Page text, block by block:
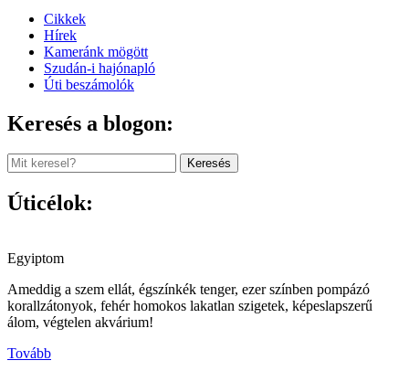
Cikkek
Hírek
Kameránk mögött
Szudán-i hajónapló
Úti beszámolók
Keresés a blogon:
Keresés
Úticélok:
Egyiptom
Ameddig a szem ellát, égszínkék tenger, ezer színben pompázó
korallzátonyok, fehér homokos lakatlan szigetek, képeslapszerű
álom, végtelen akvárium!
Tovább